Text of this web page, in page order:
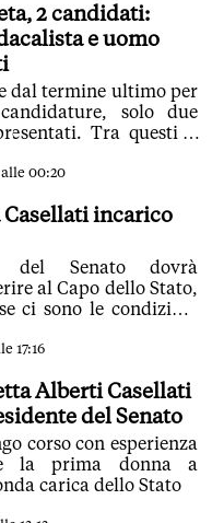
2 candidati:
e uomo
dal termine ultimo per
solo due
Tra questi il
alle 00:20
Casellati incarico
del Senato dovrà
al Capo dello Stato,
ci sono le condizioni
17:16
Alberti Casellati
del Senato
corso con esperienza
la prima donna a
carica dello Stato